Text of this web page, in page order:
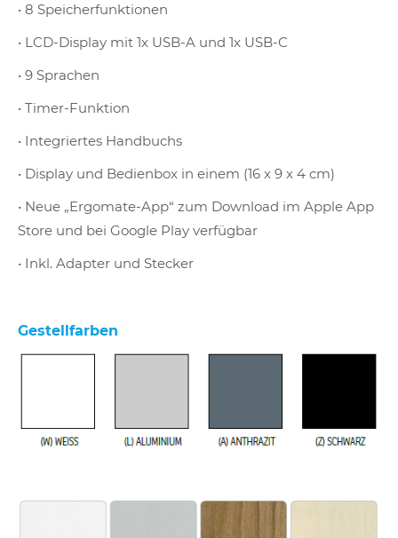
• 8 Speicherfunktionen
• LCD-Display mit 1x USB-A und 1x USB-C
• 9 Sprachen
• Timer-Funktion
• Integriertes Handbuchs
• Display und Bedienbox in einem (16 x 9 x 4 cm)
• Neue „Ergomate-App“ zum Download im Apple App
Store und bei Google Play verfügbar
• Inkl. Adapter und Stecker
Gestellfarben